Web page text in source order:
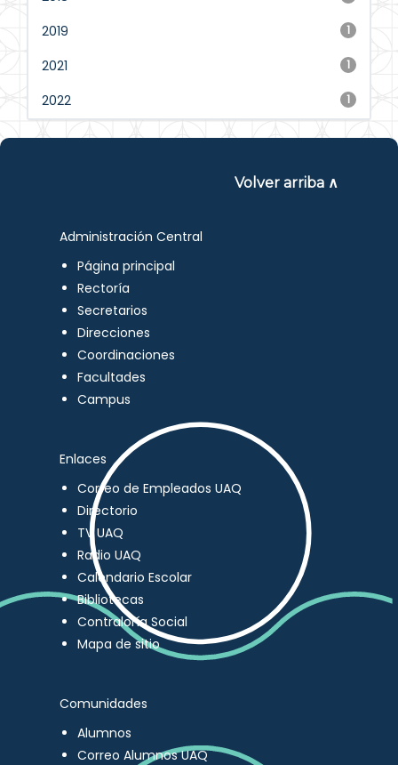
1
2019
1
2021
1
2022
Volver arriba ∧
Administración Central
Página principal
Rectoría
Secretarios
Direcciones
Coordinaciones
Facultades
Campus
Enlaces
Correo de Empleados UAQ
Directorio
TV UAQ
Radio UAQ
Calendario Escolar
Bibliotecas
Contraloría Social
Mapa de sitio
Comunidades
Alumnos
Correo Alumnos UAQ